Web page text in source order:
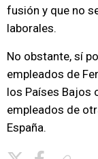
fusión y que no
laborales.
No obstante, sí
empleados de
los Países Bajos
empleados de
España.